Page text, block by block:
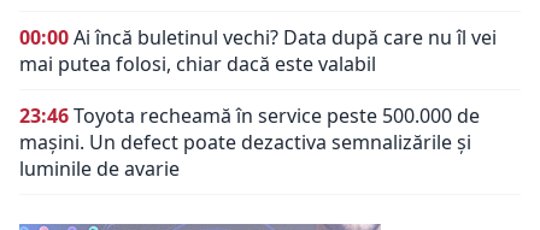
00:00Ai încă buletinul vechi? Data după care nu îl vei
mai putea folosi, chiar dacă este valabil
23:46Toyota recheamă în service peste 500.000 de
mașini. Un defect poate dezactiva semnalizările și
luminile de avarie